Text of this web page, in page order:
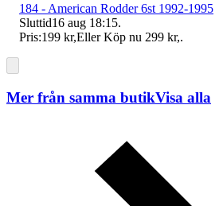
184 - American Rodder 6st 1992-1995
Sluttid16 aug 18:15.
Pris:199 kr,Eller Köp nu 299 kr,.
Mer från samma butikVisa alla